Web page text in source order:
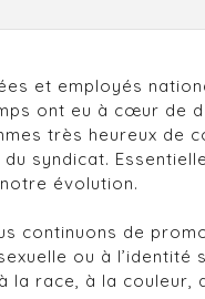
et employés
ont eu à cœur de
très heureux de
syndicat.
évolution.
continuons de
ou à
la race, à la